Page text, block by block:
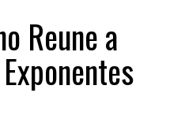
Reune a